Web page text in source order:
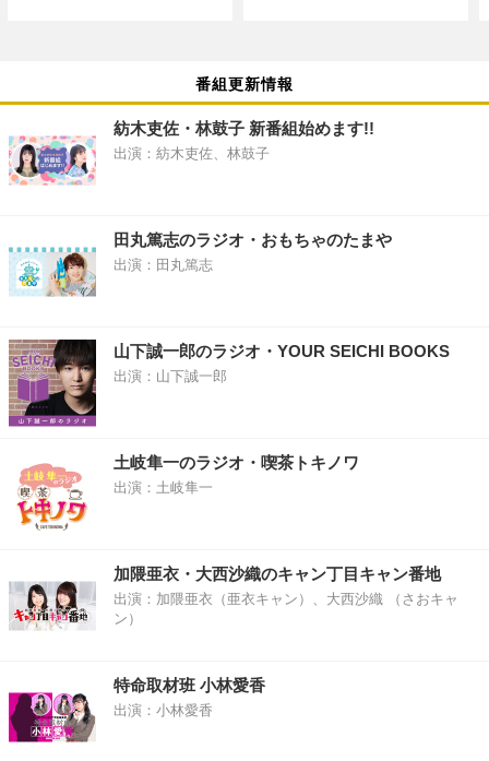
番組更新情報
紡木吏佐・林鼓子 新番組始めます!!
出演：紡木吏佐、林鼓子
田丸篤志のラジオ・おもちゃのたまや
出演：田丸篤志
山下誠一郎のラジオ・YOUR SEICHI BOOKS
出演：山下誠一郎
土岐隼一のラジオ・喫茶トキノワ
出演：土岐隼一
加隈亜衣・大西沙織のキャン丁目キャン番地
出演：加隈亜衣（亜衣キャン）、大西沙織 （さおキャ
ン）
特命取材班 小林愛香
出演：小林愛香